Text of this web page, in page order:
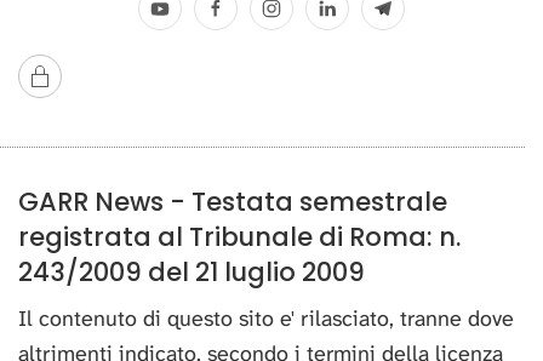
GARR News - Testata semestrale
registrata al Tribunale di Roma: n.
243/2009 del 21 luglio 2009
Il contenuto di questo sito e' rilasciato, tranne dove
altrimenti indicato, secondo i termini della licenza